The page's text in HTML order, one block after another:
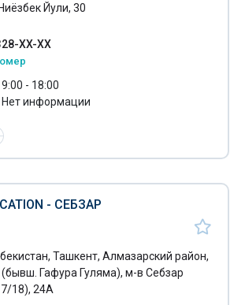
Йули, 30
XX-XX
9:00 - 18:00
Нет информации
- СЕБЗАР
Ташкент, Алмазарский район,
(бывш. Гафура Гуляма), м-в Себзар
18), 24А